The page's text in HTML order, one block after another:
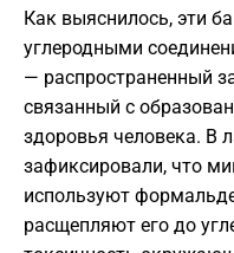
Как выяснилось, эти
углеродными
— распространенный
связанный с
здоровья человека. В
зафиксировали, что
используют
расщепляют его до